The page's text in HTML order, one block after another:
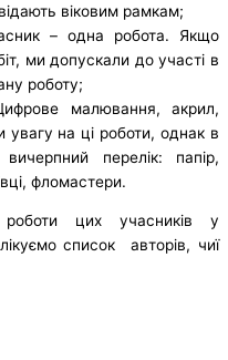
віковим рамкам;
– одна робота. Якщо
ми допускали до участі в
роботу;
малювання, акрил,
на ці роботи, однак в
перелік: папір,
фломастери.
цих учасників у
список авторів, чиї